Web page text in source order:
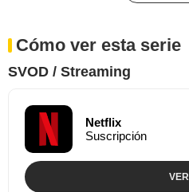
Cómo ver esta serie
SVOD / Streaming
Netflix
Suscripción
VER